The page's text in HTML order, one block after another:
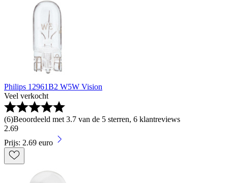
Philips 12961B2 W5W Vision
Veel verkocht
(6)Beoordeeld met 3.7 van de 5 sterren, 6 klantreviews
2.69
Prijs: 2.69 euro